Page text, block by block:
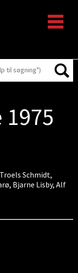
Schmidt,
Bjarne Lisby, Alf